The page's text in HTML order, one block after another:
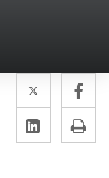
Twitter
Enlace
a
una
a
Linkedin
Enlace
a